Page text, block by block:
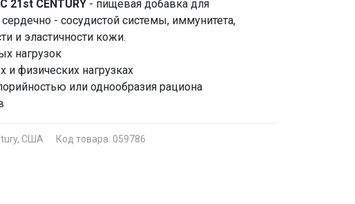
21st CENTURY - пищевая добавка для
- сосудистой системы, иммунитета,
и эластичности кожи.
нагрузок
физических нагрузках
или однообразия рациона
США Код товара: 059786